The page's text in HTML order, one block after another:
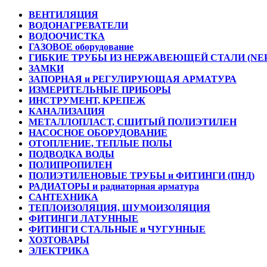
ВЕНТИЛЯЦИЯ
ВОДОНАГРЕВАТЕЛИ
ВОДООЧИСТКА
ГАЗОВОЕ оборудование
ГИБКИЕ ТРУБЫ ИЗ НЕРЖАВЕЮЩЕЙ СТАЛИ
ЗАМКИ
ЗАПОРНАЯ и РЕГУЛИРУЮЩАЯ АРМАТУРА
ИЗМЕРИТЕЛЬНЫЕ ПРИБОРЫ
ИНСТРУМЕНТ, КРЕПЕЖ
КАНАЛИЗАЦИЯ
МЕТАЛЛОПЛАСТ, СШИТЫЙ ПОЛИЭТИЛЕН
НАСОСНОЕ ОБОРУДОВАНИЕ
ОТОПЛЕНИЕ, ТЕПЛЫЕ ПОЛЫ
ПОДВОДКА ВОДЫ
ПОЛИПРОПИЛЕН
ПОЛИЭТИЛЕНОВЫЕ ТРУБЫ и ФИТИНГИ (ПНД)
РАДИАТОРЫ и радиаторная арматура
САНТЕХНИКА
ТЕПЛОИЗОЛЯЦИЯ, ШУМОИЗОЛЯЦИЯ
ФИТИНГИ ЛАТУННЫЕ
ФИТИНГИ СТАЛЬНЫЕ и ЧУГУННЫЕ
ХОЗТОВАРЫ
ЭЛЕКТРИКА